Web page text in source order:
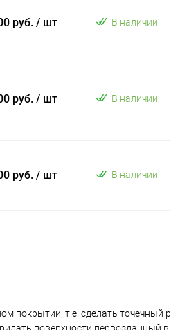
руб. / шт В наличии
руб. / шт В наличии
руб. / шт В наличии
покрытии, т.е. сделать точечный